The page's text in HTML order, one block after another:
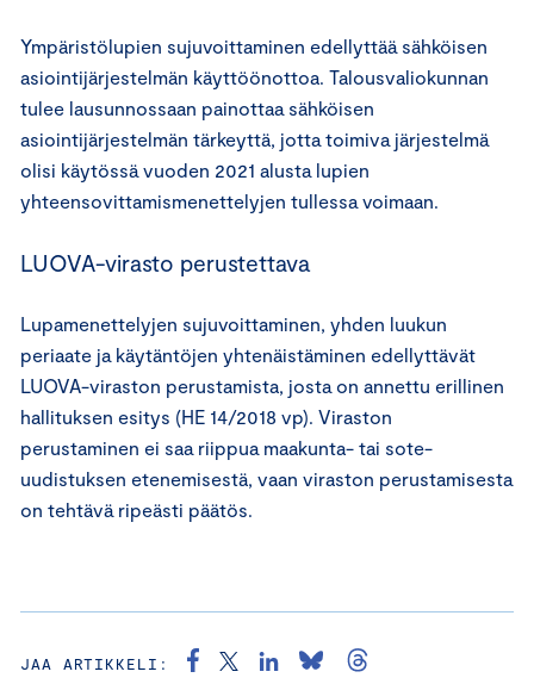
Ympäristölupien sujuvoittaminen edellyttää sähköisen
asiointijärjestelmän käyttöönottoa. Talousvaliokunnan
tulee lausunnossaan painottaa sähköisen
asiointijärjestelmän tärkeyttä, jotta toimiva järjestelmä
olisi käytössä vuoden 2021 alusta lupien
yhteensovittamismenettelyjen tullessa voimaan.
LUOVA-virasto perustettava
Lupamenettelyjen sujuvoittaminen, yhden luukun
periaate ja käytäntöjen yhtenäistäminen edellyttävät
LUOVA-viraston perustamista, josta on annettu erillinen
hallituksen esitys (HE 14/2018 vp). Viraston
perustaminen ei saa riippua maakunta- tai sote-
uudistuksen etenemisestä, vaan viraston perustamisesta
on tehtävä ripeästi päätös.
JAA ARTIKKELI: